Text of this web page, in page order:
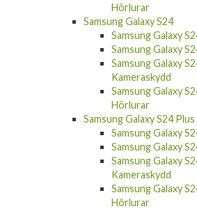
Hörlurar
Samsung Galaxy S24
Samsung Galaxy
Samsung Galaxy
Samsung Galaxy
Kameraskydd
Samsung Galaxy
Hörlurar
Samsung Galaxy S24 Plus
Samsung Galaxy
Samsung Galaxy
Samsung Galaxy
Kameraskydd
Samsung Galaxy
Hörlurar